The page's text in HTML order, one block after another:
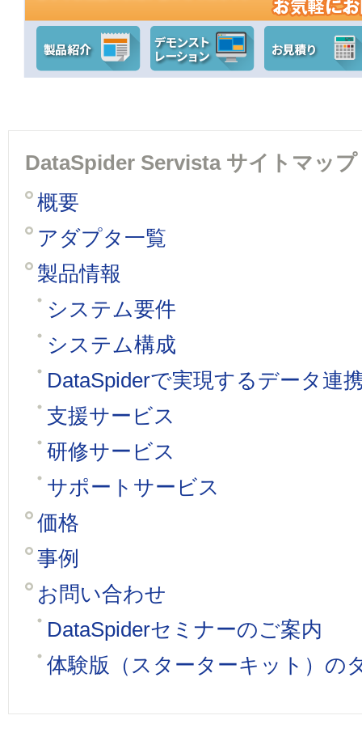
DataSpider Servista サイトマップ
概要
アダプタ一覧
製品情報
システム要件
システム構成
DataSpiderで実現するデータ連
支援サービス
研修サービス
サポートサービス
価格
事例
お問い合わせ
DataSpiderセミナーのご案内
体験版（スターターキット）の